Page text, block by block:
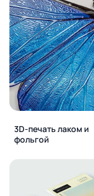
3D-печать лаком и
фольгой